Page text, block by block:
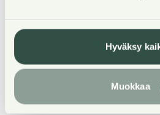
Hyväksy
Muokkaa
TERVETULOA ESITTELYYN
KLO 11-14.30! Esittelyssä
vapaana olevia asuntoja, voit
saapumisestasi:
WELCOME TO THE VIEWING